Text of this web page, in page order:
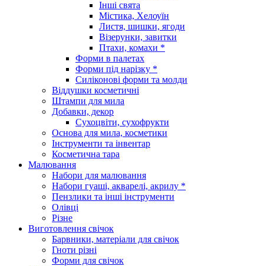
Інші свята
Містика, Хелоуїн
Листя, шишки, ягоди
Візерунки, завитки
Птахи, комахи *
Форми в палетах
Форми під нарізку *
Силіконові форми та молди
Віддушки косметичні
Штампи для мила
Добавки, декор
Сухоцвіти, сухофрукти
Основа для мила, косметики
Інструменти та інвентар
Косметична тара
Малювання
Набори для малювання
Набори гуаші, акварелі, акрилу *
Пензлики та інші інструменти
Олівці
Різне
Виготовлення свічок
Барвники, матеріали для свічок
Гноти різні
Форми для свічок